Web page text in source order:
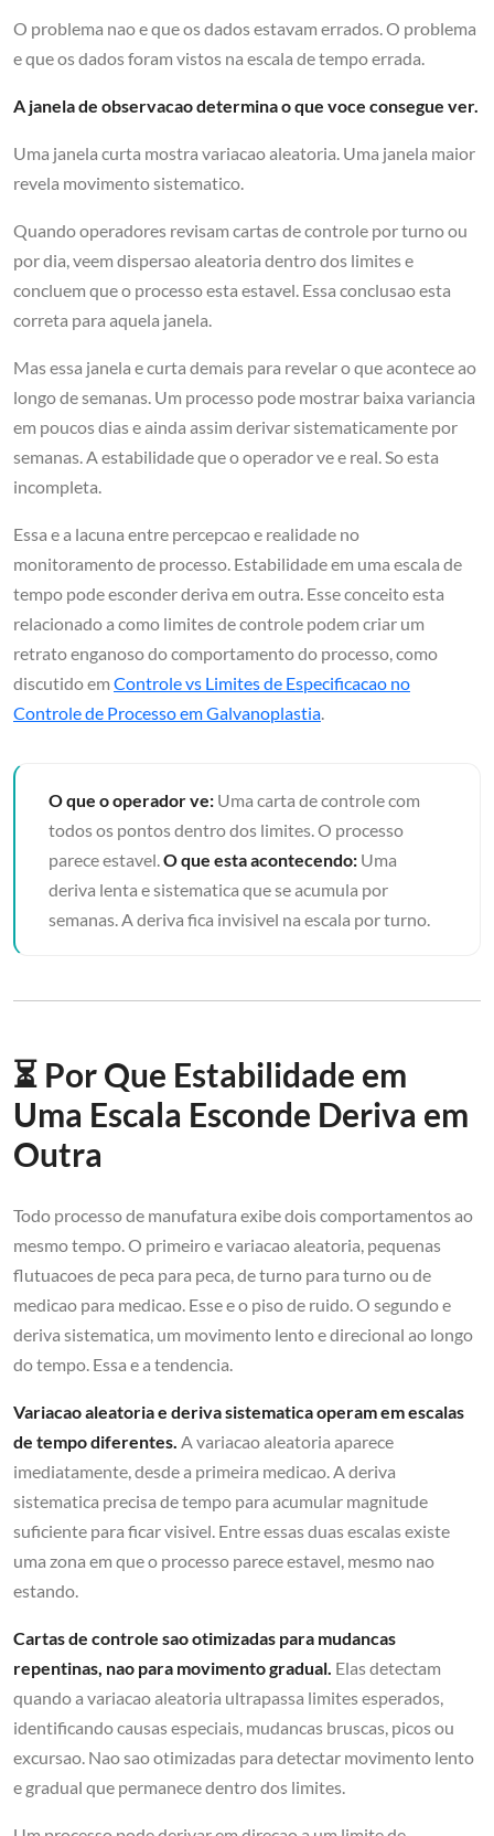
O problema nao e que os dados estavam errados. O problema
e que os dados foram vistos na escala de tempo errada.
A janela de observacao determina o que voce consegue ver.
Uma janela curta mostra variacao aleatoria. Uma janela maior
revela movimento sistematico.
Quando operadores revisam cartas de controle por turno ou
por dia, veem dispersao aleatoria dentro dos limites e
concluem que o processo esta estavel. Essa conclusao esta
correta para aquela janela.
Mas essa janela e curta demais para revelar o que acontece ao
longo de semanas. Um processo pode mostrar baixa variancia
em poucos dias e ainda assim derivar sistematicamente por
semanas. A estabilidade que o operador ve e real. So esta
incompleta.
Essa e a lacuna entre percepcao e realidade no
monitoramento de processo. Estabilidade em uma escala de
tempo pode esconder deriva em outra. Esse conceito esta
relacionado a como limites de controle podem criar um
retrato enganoso do comportamento do processo, como
discutido em Controle vs Limites de Especificacao no
Controle de Processo em Galvanoplastia
O que o operador ve: Uma carta de controle com
todos os pontos dentro dos limites. O processo
parece estavel.O que esta acontecendo: Uma
deriva lenta e sistematica que se acumula por
semanas. A deriva fica invisivel na escala por turno.
⏳ Por Que Estabilidade em
Uma Escala Esconde Deriva em
Outra
Todo processo de manufatura exibe dois comportamentos ao
mesmo tempo. O primeiro e variacao aleatoria, pequenas
flutuacoes de peca para peca, de turno para turno ou de
medicao para medicao. Esse e o piso de ruido. O segundo e
deriva sistematica, um movimento lento e direcional ao longo
do tempo. Essa e a tendencia.
Variacao aleatoria e deriva sistematica operam em escalas
de tempo diferentes. A variacao aleatoria aparece
imediatamente, desde a primeira medicao. A deriva
sistematica precisa de tempo para acumular magnitude
suficiente para ficar visivel. Entre essas duas escalas existe
uma zona em que o processo parece estavel, mesmo nao
estando.
Cartas de controle sao otimizadas para mudancas
repentinas, nao para movimento gradual. Elas detectam
quando a variacao aleatoria ultrapassa limites esperados,
identificando causas especiais, mudancas bruscas, picos ou
excursao. Nao sao otimizadas para detectar movimento lento
e gradual que permanece dentro dos limites.